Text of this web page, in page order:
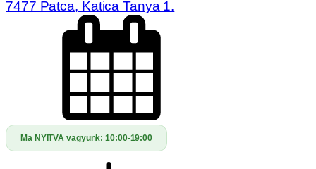
7477 Patca, Katica Tanya 1.
Ma NYITVA vagyunk:10:00-19:00